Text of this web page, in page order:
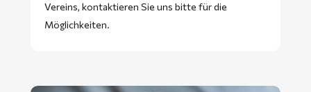
Vereins, kontaktieren Sie uns bitte für die
Möglichkeiten.